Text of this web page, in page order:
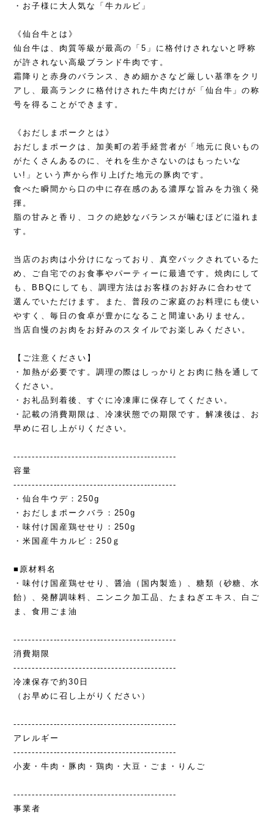
・お子様に大人気な「牛カルビ」
《仙台牛とは》
仙台牛は、肉質等級が最高の「5」に格付けされないと呼称
が許されない高級ブランド牛肉です。
霜降りと赤身のバランス、きめ細かさなど厳しい基準をクリ
アし、最高ランクに格付けされた牛肉だけが「仙台牛」の称
号を得ることができます。
《おだしまポークとは》
おだしまポークは、加美町の若手経営者が「地元に良いもの
がたくさんあるのに、それを生かさないのはもったいな
い!」という声から作り上げた地元の豚肉です。
食べた瞬間から口の中に存在感のある濃厚な旨みを力強く発
揮。
脂の甘みと香り、コクの絶妙なバランスが噛むほどに溢れま
す。
当店のお肉は小分けになっており、真空パックされているた
め、ご自宅でのお食事やパーティーに最適です。焼肉にして
も、BBQにしても、調理方法はお客様のお好みに合わせて
選んでいただけます。また、普段のご家庭のお料理にも使い
やすく、毎日の食卓が豊かになること間違いありません。
当店自慢のお肉をお好みのスタイルでお楽しみください。
【ご注意ください】
・加熱が必要です。調理の際はしっかりとお肉に熱を通して
ください。
・お礼品到着後、すぐに冷凍庫に保存してください。
・記載の消費期限は、冷凍状態での期限です。解凍後は、お
早めに召し上がりください。
---------------------------------------------
容量
---------------------------------------------
・仙台牛ウデ：250g
・おだしまポークバラ：250g
・味付け国産鶏せせり：250g
・米国産牛カルビ：250ｇ
■原材料名
・味付け国産鶏せせり、醤油（国内製造）、糖類（砂糖、水
飴）、発酵調味料、ニンニク加工品、たまねぎエキス、白ご
ま、食用ごま油
---------------------------------------------
消費期限
---------------------------------------------
冷凍保存で約30日
（お早めに召し上がりください）
---------------------------------------------
アレルギー
---------------------------------------------
小麦・牛肉・豚肉・鶏肉・大豆・ごま・りんご
---------------------------------------------
事業者